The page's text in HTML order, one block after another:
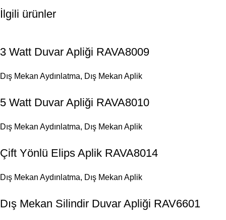
İlgili ürünler
3 Watt Duvar Apliği RAVA8009
Dış Mekan Aydınlatma, Dış Mekan Aplik
5 Watt Duvar Apliği RAVA8010
Dış Mekan Aydınlatma, Dış Mekan Aplik
Çift Yönlü Elips Aplik RAVA8014
Dış Mekan Aydınlatma, Dış Mekan Aplik
Dış Mekan Silindir Duvar Apliği RAV6601